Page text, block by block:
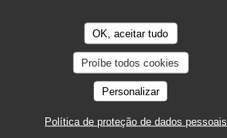
OK, aceitar tudo
Proíbe todos cookies
Personalizar
Política de proteção de dados pessoais